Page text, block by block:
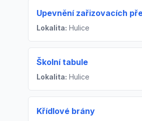
Upevnění zařizovacích
Lokalita: Hulice
Školní tabule
Lokalita: Hulice
Křídlové brány